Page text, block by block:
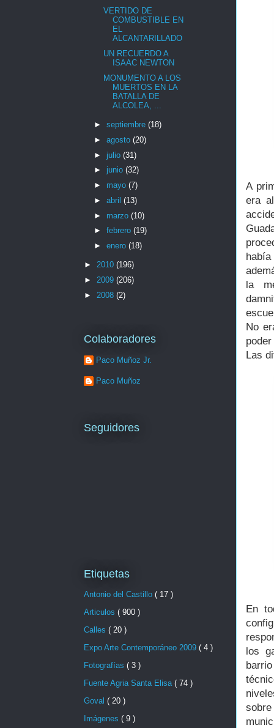
A
era
la
No
Las
En
los
VERTIDO DE
COMBUSTIBLE EN
EL
ALCANTARILLADO
UN RECUERDO A
ISAAC NEWTON
MONUMENTO A LOS
MUERTOS EN LA
BATALLA DE
ALCOLEA, ...
► septiembre (18)
► agosto (20)
► julio (31)
► junio (32)
► mayo (7)
► abril (13)
► marzo (10)
► febrero (19)
► enero (18)
► 2010 (196)
► 2009 (206)
► 2008 (2)
Colaboradores
Paco Muñoz Jr.
Paco Muñoz
Seguidores
Etiquetas
Antonio del Castillo ( 17 )
Articulos ( 900 )
Calles ( 20 )
Expo Arte Contemporáneo 2009 ( 4 )
Fotografías ( 3 )
Fuente Agria Santa Elisa ( 74 )
Goval ( 20 )
Imágenes ( 9 )